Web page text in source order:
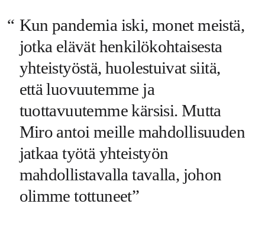
Kun pandemia iski, monet meistä,
jotka elävät henkilökohtaisesta
yhteistyöstä, huolestuivat siitä,
että luovuutemme ja
tuottavuutemme kärsisi. Mutta
Miro antoi meille mahdollisuuden
jatkaa työtä yhteistyön
mahdollistavalla tavalla, johon
olimme tottuneet